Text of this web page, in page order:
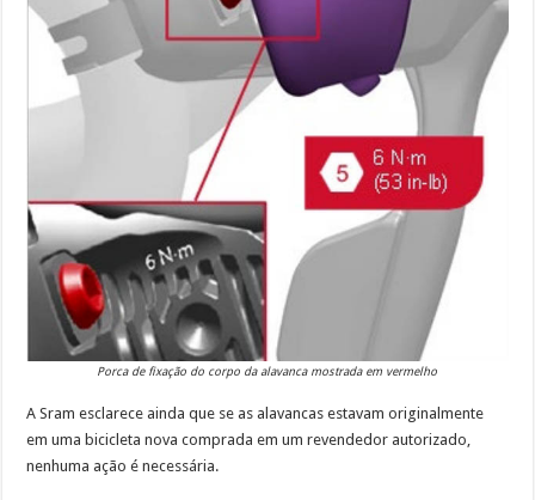
Porca de fixação do corpo da alavanca mostrada em vermelho
A Sram esclarece ainda que se as alavancas estavam originalmente
em uma bicicleta nova comprada em um revendedor autorizado,
nenhuma ação é necessária.